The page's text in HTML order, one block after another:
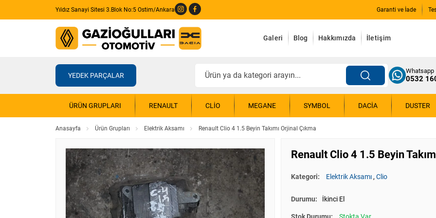
Yıldız Sanayi Sitesi 3.Blok No:5 Ostim/Ankara Garanti ve İade
Galeri Blog Hakkımızda İletişim
YEDEK PARÇALAR
Whatsapp
0532
ÜRÜN GRUPLARI RENAULT CLIO MEGANE SYMBOL DACIA DUSTER
Anasayfa Ürün Grupları Elektrik Aksamı Renault Clio 4 1.5 Beyin Takımı Orjinal Çıkma
Renault Clio 4 1.5 Beyin
Kategori: Elektrik Aksamı,Clio
Durumu: İkinci El